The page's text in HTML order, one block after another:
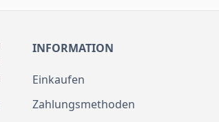
INFORMATION
Einkaufen
Zahlungsmethoden